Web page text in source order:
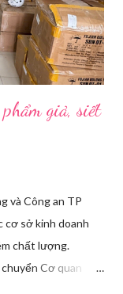
mấy cái này...
giả, siết
và Công an TP
cơ sở kinh doanh
chất lượng.
Cơ quan